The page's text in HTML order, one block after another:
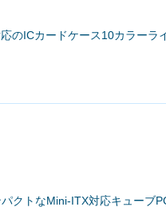
のICカードケース10カラーラ
クトなMini-ITX対応キューブ